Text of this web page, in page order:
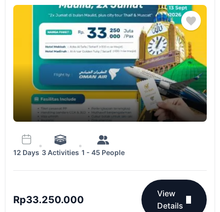
12 Days 3 Activities 1 - 45 People
Rp33.250.000
View
Details